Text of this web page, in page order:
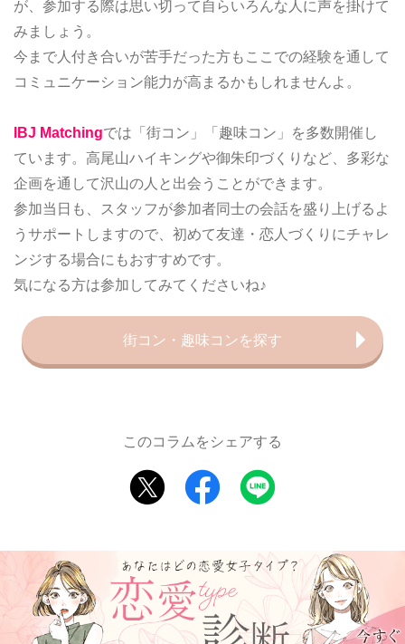
が、参加する際は思い切って自らいろんな人に声を掛けて
みましょう。
今まで人付き合いが苦手だった方もここでの経験を通して
コミュニケーション能力が高まるかもしれませんよ。
IBJ Matchingでは「街コン」「趣味コン」を多数開催し
ています。高尾山ハイキングや御朱印づくりなど、多彩な
企画を通して沢山の人と出会うことができます。
参加当日も、スタッフが参加者同士の会話を盛り上げるよ
うサポートしますので、初めて友達・恋人づくりにチャレ
ンジする場合にもおすすめです。
気になる方は参加してみてくださいね♪
街コン・趣味コンを探す
このコラムをシェアする